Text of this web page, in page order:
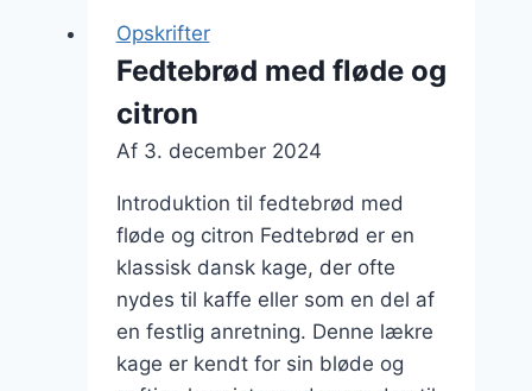
chokolade
Opskrifter
Fedtebrød med fløde og
citron
Af 3. december 2024
Introduktion til fedtebrød med
fløde og citron Fedtebrød er en
klassisk dansk kage, der ofte
nydes til kaffe eller som en del af
en festlig anretning. Denne lækre
kage er kendt for sin bløde og